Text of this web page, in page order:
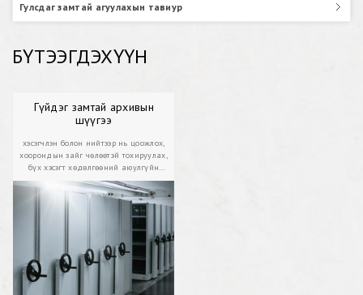
Гулсдаг замтай агуулахын тавиур
БҮТЭЭГДЭХҮҮН
Гүйдэг замтай архивын
шүүгээ
хэсэгчлэн болон нийтээр нь цоожлох,
хоорондын зайг чөлөөтэй тохируулах,
бүх хэсэгт хөдөлгөөний аюулгүйн
хязгаарлагч болон буцаж ухрахгүй
байх түгжээтэй, тоосонцроос
хамгаалагдсан